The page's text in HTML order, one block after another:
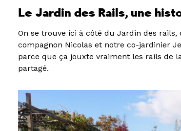
Le Jardin des Rails, une
On se trouve ici à côté du Jardin des
compagnon Nicolas et notre co-jardinier
parce que ça jouxte vraiment les rails de
partagé.